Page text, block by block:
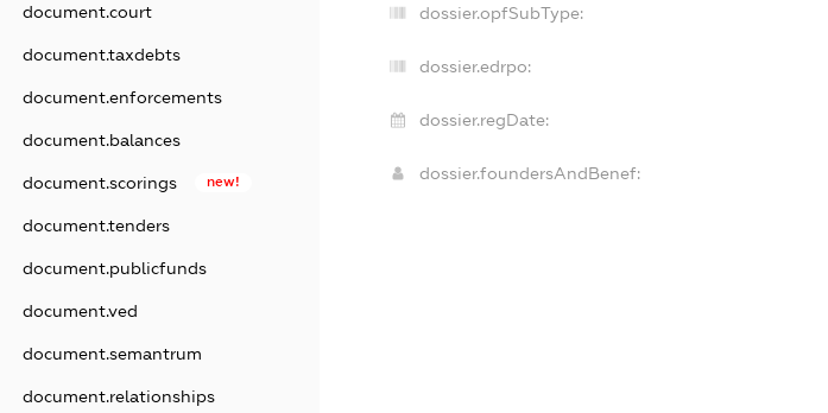
document.court
document.taxdebts
document.enforcements
document.balances
document.scorings new!
document.tenders
document.publicfunds
document.ved
document.semantrum
document.relationships
dossier.opfSubType:
dossier.edrpo:
dossier.regDate:
dossier.foundersAndBenef: